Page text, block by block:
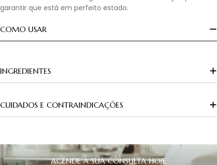
garantir que está em perfeito estado.
COMO USAR
INGREDIENTES
CUIDADOS E CONTRAINDICAÇÕES
AGENDE A SUA CONSULTA HOJE